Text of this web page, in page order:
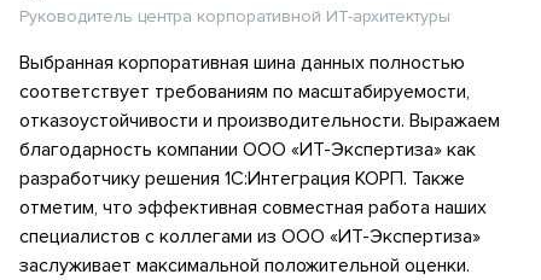
Руководитель центра корпоративной ИТ-архитектуры
Выбранная корпоративная шина данных полностью
соответствует требованиям по масштабируемости,
отказоустойчивости и производительности. Выражаем
благодарность компании ООО «ИТ-Экспертиза» как
разработчику решения 1С:Интеграция КОРП. Также
отметим, что эффективная совместная работа наших
специалистов с коллегами из ООО «ИТ-Экспертиза»
заслуживает максимальной положительной оценки.